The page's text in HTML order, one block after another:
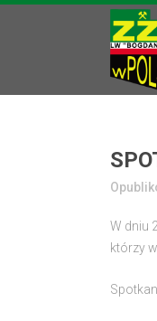
W dniu
którzy